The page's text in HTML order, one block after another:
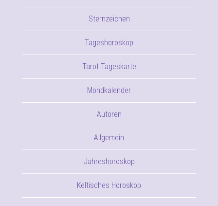
Sternzeichen
Tageshoroskop
Tarot Tageskarte
Mondkalender
Autoren
Allgemein
Jahreshoroskop
Keltisches Horoskop